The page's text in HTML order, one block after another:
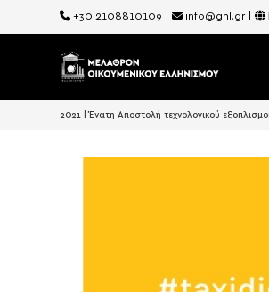
+30 2108810109 | info@gnl.gr|
2021 | Ένατη Αποστολή τεχνολογικού